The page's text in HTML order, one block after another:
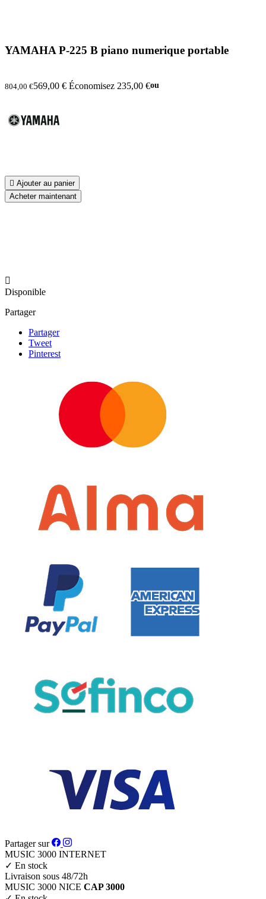
YAMAHA P-225 B piano numerique portable
804,00 €569,00 € Économisez 235,00 €ou
 Ajouter au panier
Acheter maintenant

Disponible
Partager
Partager
Tweet
Pinterest
Partager sur
MUSIC 3000 INTERNET
✓ En stock
Livraison sous 48/72h
MUSIC 3000 NICE CAP 3000